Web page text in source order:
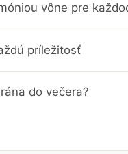
vône pre
príležitosť
do večera?